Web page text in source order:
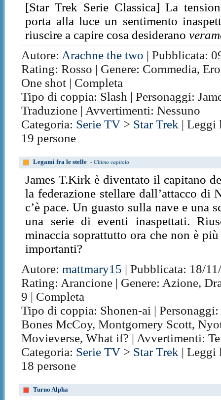
[Star Trek Serie Classica] La
porta alla luce un sentimento
riuscire a capire cosa desiderano
Autore: Arachne the two | Pubblicata:
Rating: Rosso | Genere: Commedia,
One shot | Completa
Tipo di coppia: Slash | Personaggi:
Traduzione | Avvertimenti: Nessuno
Categoria: Serie TV > Star Trek | Leggi
19 persone
Legami fra le stelle - Ultimo capitolo
James T.Kirk è diventato il capitano
la federazione stellare dall’attacco di
c’è pace. Un guasto sulla nave e una
una serie di eventi inaspettati.
minaccia soprattutto ora che non è
importanti?
Autore:mattmary15 | Pubblicata: 18/
Rating: Arancione | Genere: Azione,
9 | Completa
Tipo di coppia: Shonen-ai |
Bones McCoy, Montgomery Scott,
Movieverse, What if? | Avvertimenti:
Categoria: Serie TV > Star Trek | Leggi
18 persone
Turno Alpha